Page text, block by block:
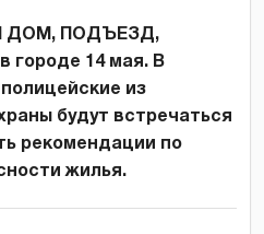
ДОМ, ПОДЪЕЗД,
городе 14 мая. В
из
будут встречаться
рекомендации по
жилья.